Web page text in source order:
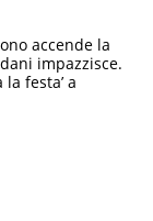
accende la
impazzisce.
festa’ a